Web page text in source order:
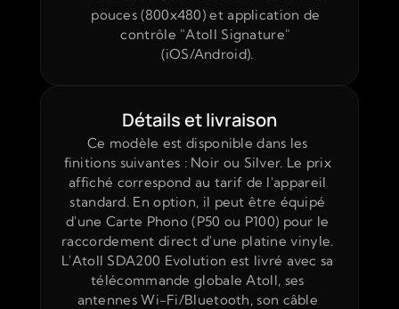
pouces (800x480) et application de
contrôle "Atoll Signature"
(iOS/Android).
Ce modèle est disponible dans les
finitions suivantes : Noir ou Silver. Le prix
affiché correspond au tarif de l'appareil
standard. En option, il peut être équipé
d'une Carte Phono (P50 ou P100) pour le
raccordement direct d'une platine vinyle.
L'Atoll SDA200 Evolution est livré avec sa
télécommande globale Atoll, ses
antennes Wi-Fi/Bluetooth, son câble
Détails et livraison